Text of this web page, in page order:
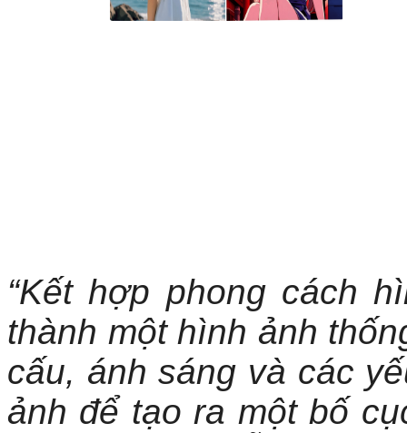
“Kết hợp phong cách
thành một hình ảnh
cấu, ánh sáng và các
ảnh để tạo ra một bố